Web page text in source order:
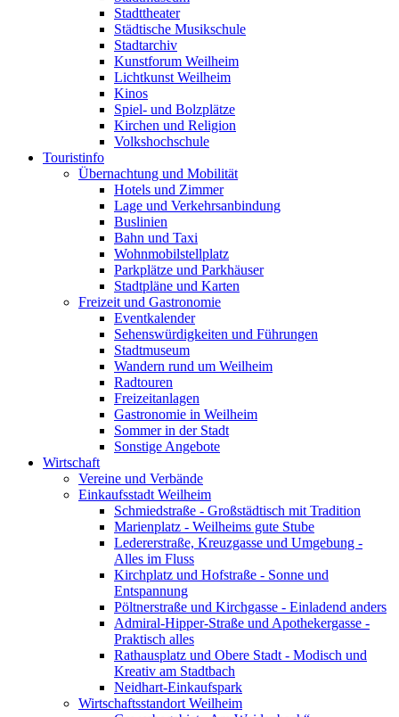
Stadttheater
Städtische Musikschule
Stadtarchiv
Kunstforum Weilheim
Lichtkunst Weilheim
Kinos
Spiel- und Bolzplätze
Kirchen und Religion
Volkshochschule
Touristinfo
Übernachtung und Mobilität
Hotels und Zimmer
Lage und Verkehrsanbindung
Buslinien
Bahn und Taxi
Wohnmobilstellplatz
Parkplätze und Parkhäuser
Stadtpläne und Karten
Freizeit und Gastronomie
Eventkalender
Sehenswürdigkeiten und Führungen
Stadtmuseum
Wandern rund um Weilheim
Radtouren
Freizeitanlagen
Gastronomie in Weilheim
Sommer in der Stadt
Sonstige Angebote
Wirtschaft
Vereine und Verbände
Einkaufsstadt Weilheim
Schmiedstraße - Großstädtisch mit Tradition
Marienplatz - Weilheims gute Stube
Ledererstraße, Kreuzgasse und Umgebung -
Alles im Fluss
Kirchplatz und Hofstraße - Sonne und
Entspannung
Pöltnerstraße und Kirchgasse - Einladend anders
Admiral-Hipper-Straße und Apothekergasse -
Praktisch alles
Rathausplatz und Obere Stadt - Modisch und
Kreativ am Stadtbach
Neidhart-Einkaufspark
Wirtschaftsstandort Weilheim